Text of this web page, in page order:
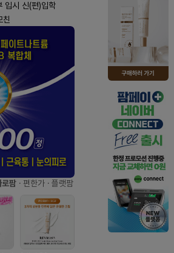
입시 신(편)입학
친
로팜 · 편한가 · 플랫팜